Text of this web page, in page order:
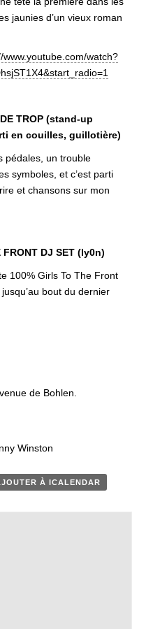
jaunies d’un vieux roman
www.youtube.com/watch?
TROP (stand-up
en couilles, guillotière)
pédales, un trouble
symboles, et c’est parti
et chansons sur mon
DJ SET (ly0n)
100% Girls To The Front
bout du dernier
de Bohlen.
Winston
À ICALENDAR